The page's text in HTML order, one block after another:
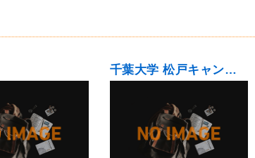
千葉大学 松戸キャンパス